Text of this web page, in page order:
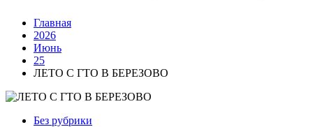
Главная
2026
Июнь
25
ЛЕТО С ГТО В БЕРЕЗОВО
Без рубрики